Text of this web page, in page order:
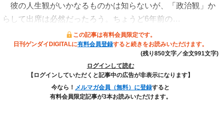
彼の人生観がいかなるものかは知らないが、「政治観」か
らして出席は必然だったろう。ちょうど6年前の…
この記事は有料会員限定です。
日刊ゲンダイDIGITALに有料会員登録すると続きをお読みいただけます。
(残り850文字／全文991文字)
ログインして読む
【ログインしていただくと記事中の広告が非表示になります】
今なら！ メルマガ会員（無料）に登録すると
有料会員限定記事が3本お読みいただけます。